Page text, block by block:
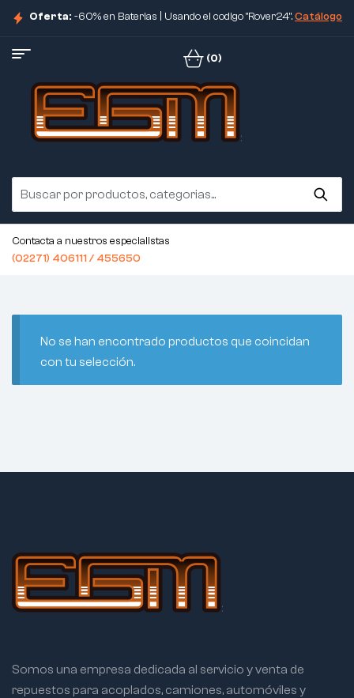
Oferta: -60% en Baterias | Usando el codigo "Rover24".Catálogo
(0)
Contacta a nuestros especialistas
(02271) 406111 / 455650
No se han encontrado productos que coincidan
con tu selección.
Somos una empresa dedicada al servicio y venta de
repuestos para acoplados, camiones, automóviles y